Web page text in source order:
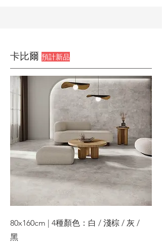
卡比爾 預計新品
80x160cm | 4種顏色：白 / 淺棕 / 灰 /
黑